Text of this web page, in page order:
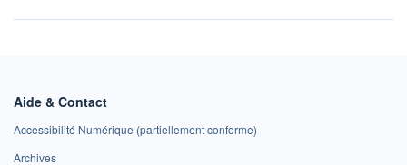
Aide & Contact
Accessibilité Numérique (partiellement conforme)
Archives